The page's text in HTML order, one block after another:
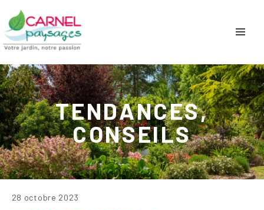
TENDANCES,
CONSEILS
28 octobre 2023